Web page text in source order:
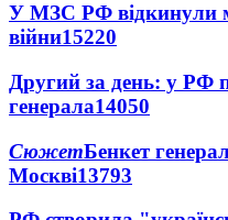
У МЗС РФ відкинули
війни15220
Другий за день: у РФ
генерала14050
СюжетБенкет
Москві13793